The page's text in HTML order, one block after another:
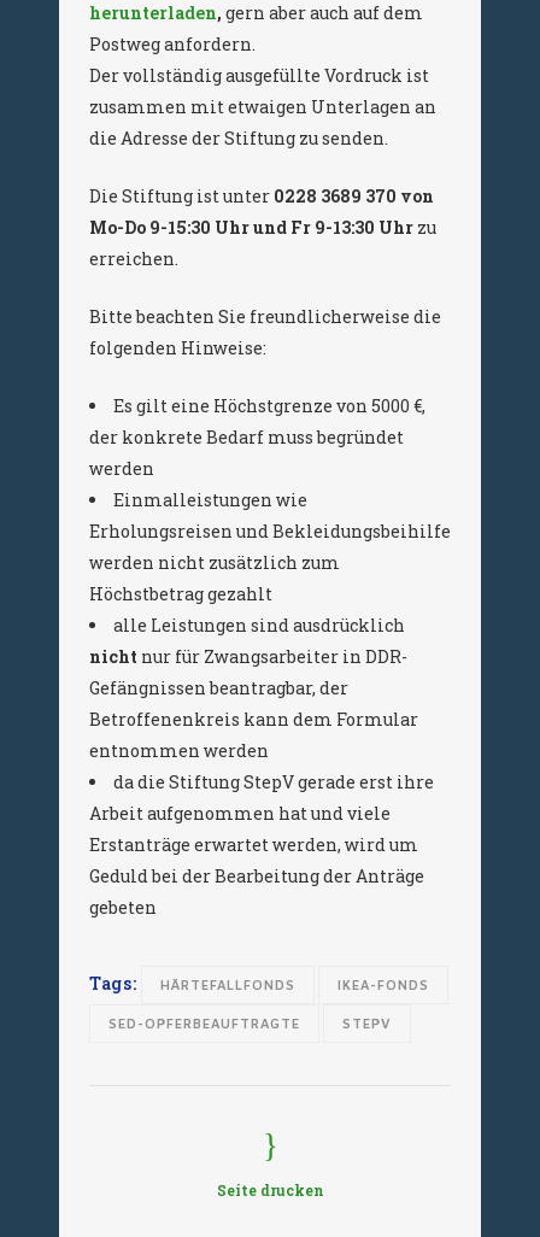
herunterladen, gern aber auch auf dem
Postweg anfordern.
Der vollständig ausgefüllte Vordruck ist
zusammen mit etwaigen Unterlagen an
die Adresse der Stiftung zu senden.
Die Stiftung ist unter 0228 3689 370 von
Mo-Do 9-15:30 Uhr und Fr 9-13:30 Uhr zu
erreichen.
Bitte beachten Sie freundlicherweise die
folgenden Hinweise:
Es gilt eine Höchstgrenze von 5000 €,
der konkrete Bedarf muss begründet
werden
Einmalleistungen wie
Erholungsreisen und Bekleidungsbeihilfe
werden nicht zusätzlich zum
Höchstbetrag gezahlt
alle Leistungen sind ausdrücklich
nicht nur für Zwangsarbeiter in DDR-
Gefängnissen beantragbar, der
Betroffenenkreis kann dem Formular
entnommen werden
da die Stiftung StepV gerade erst ihre
Arbeit aufgenommen hat und viele
Erstanträge erwartet werden, wird um
Geduld bei der Bearbeitung der Anträge
gebeten
Tags: HÄRTEFALLFONDS IKEA-FONDS
SED-OPFERBEAUFTRAGTE STEPV
Seite drucken